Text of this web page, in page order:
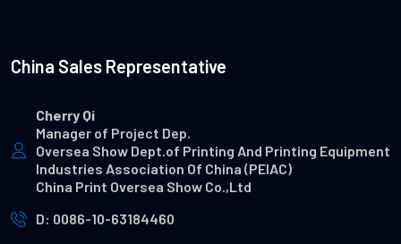
China Sales Representative
Cherry Qi
Manager of Project Dep.
Oversea Show Dept.of Printing And Printing Equipment
Industries Association Of China (PEIAC)
China Print Oversea Show Co.,Ltd
D: 0086-10-63184460